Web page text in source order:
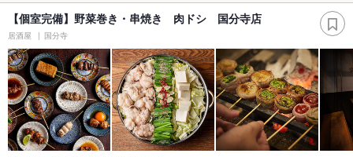
【個室完備】野菜巻き・串焼き 肉ドシ 国分寺店
居酒屋 国分寺